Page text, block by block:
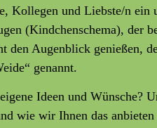
Kollegen und Liebste/n ein
(Kindchenschema),
den Augenblick genießen,
genannt.
Ideen und Wünsche?
wie wir Ihnen das anbieten